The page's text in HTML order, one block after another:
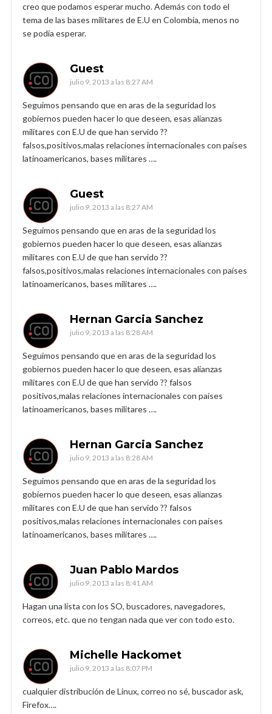
creo que podamos esperar mucho. Además con todo el
tema de las bases militares de E.U en Colombia, menos no
se podía esperar.
Guest
julio 9, 2013 a las 8:27 AM
Seguimos pensando que en aras de la seguridad los
gobiernos pueden hacer lo que deseen, esas alianzas
militares con E.U de que han servido ??
falsos,positivos,malas relaciones internacionales con países
latinoamericanos, bases militares ….
Guest
julio 9, 2013 a las 8:27 AM
Seguimos pensando que en aras de la seguridad los
gobiernos pueden hacer lo que deseen, esas alianzas
militares con E.U de que han servido ??
falsos,positivos,malas relaciones internacionales con países
latinoamericanos, bases militares ….
Hernan Garcia Sanchez
julio 9, 2013 a las 8:28 AM
Seguimos pensando que en aras de la seguridad los
gobiernos pueden hacer lo que deseen, esas alianzas
militares con E.U de que han servido ?? falsos
positivos,malas relaciones internacionales con países
latinoamericanos, bases militares ….
Hernan Garcia Sanchez
julio 9, 2013 a las 8:28 AM
Seguimos pensando que en aras de la seguridad los
gobiernos pueden hacer lo que deseen, esas alianzas
militares con E.U de que han servido ?? falsos
positivos,malas relaciones internacionales con países
latinoamericanos, bases militares ….
Juan Pablo Mardos
julio 9, 2013 a las 8:41 AM
Hagan una lista con los SO, buscadores, navegadores,
correos, etc. que no tengan nada que ver con todo esto.
Michelle Hackomet
julio 9, 2013 a las 8:07 PM
cualquier distribución de Linux, correo no sé, buscador ask,
Firefox….